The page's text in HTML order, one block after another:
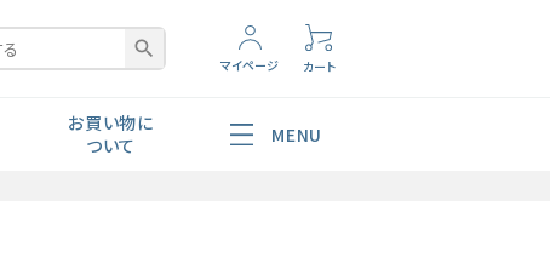
search
マイページ カート
お買い物に
ついて
MENU